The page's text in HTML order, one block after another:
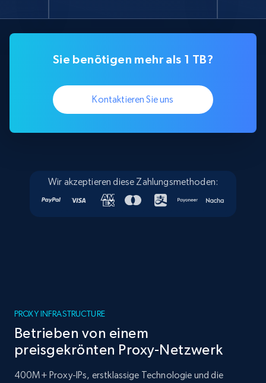
Sie benötigen mehr als 1 TB?
Kontaktieren Sie uns
Wir akzeptieren diese Zahlungsmethoden:
PROXY INFRASTRUCTURE
Betrieben von einem
preisgekrönten Proxy-Netzwerk
400M+ Proxy-IPs, erstklassige Technologie und die